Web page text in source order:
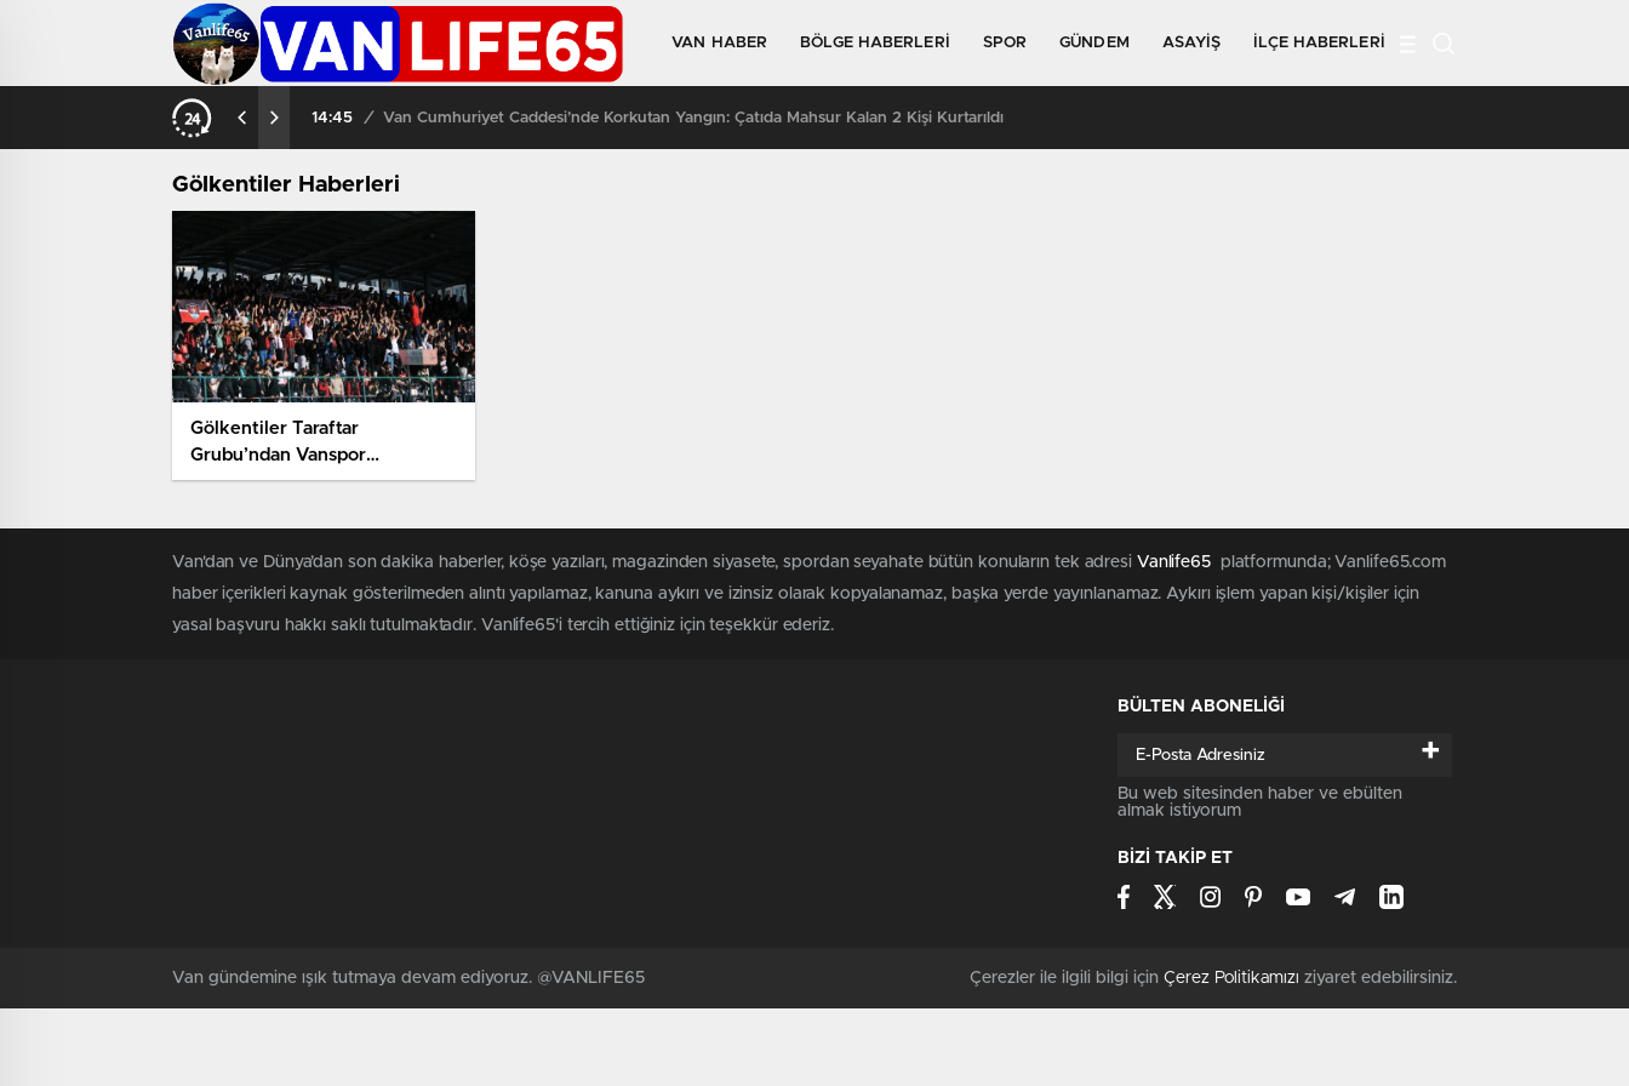
VAN HABER BÖLGE HABERLERI SPOR GÜNDEM ASAYIŞ İLÇE HABERLERI
14:45 / Van Cumhuriyet Caddesi’nde Korkutan Yangın: Çatıda Mahsur Kalan 2 Kişi Kurtarıldı
Gölkentiler Haberleri
Gölkentiler Taraftar
Grubu’ndan Vanspor
Yönetimine Sert Tepki: “Ya
Van'dan ve Dünya’dan son dakika haberler, köşe yazıları, magazinden siyasete, spordan seyahate bütün konuların tek adresi Vanlife65
platformunda; Vanlife65.com
haber içerikleri kaynak gösterilmeden alıntı yapılamaz, kanuna aykırı ve izinsiz olarak kopyalanamaz, başka yerde yayınlanamaz. Aykırı işlem yapan kişi/kişiler için
yasal başvuru hakkı saklı tutulmaktadır. Vanlife65'i tercih ettiğiniz için teşekkür ederiz.
BÜLTEN ABONELİĞİ
+
Bu web sitesinden haber ve ebülten
almak istiyorum
BİZİ TAKİP ET
Van gündemine ışık tutmaya devam ediyoruz. @VANLIFE65 Çerezler ile ilgili bilgi için Çerez Politikamızı ziyaret edebilirsiniz.